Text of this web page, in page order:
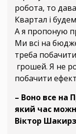
робота, то
Квартал і
А я пропоную
Ми всі на
треба
грошей. Я не
побачити
– Воно все на
який час
Віктор